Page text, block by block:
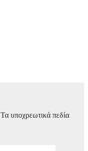
Τα υποχρεωτικά πεδία